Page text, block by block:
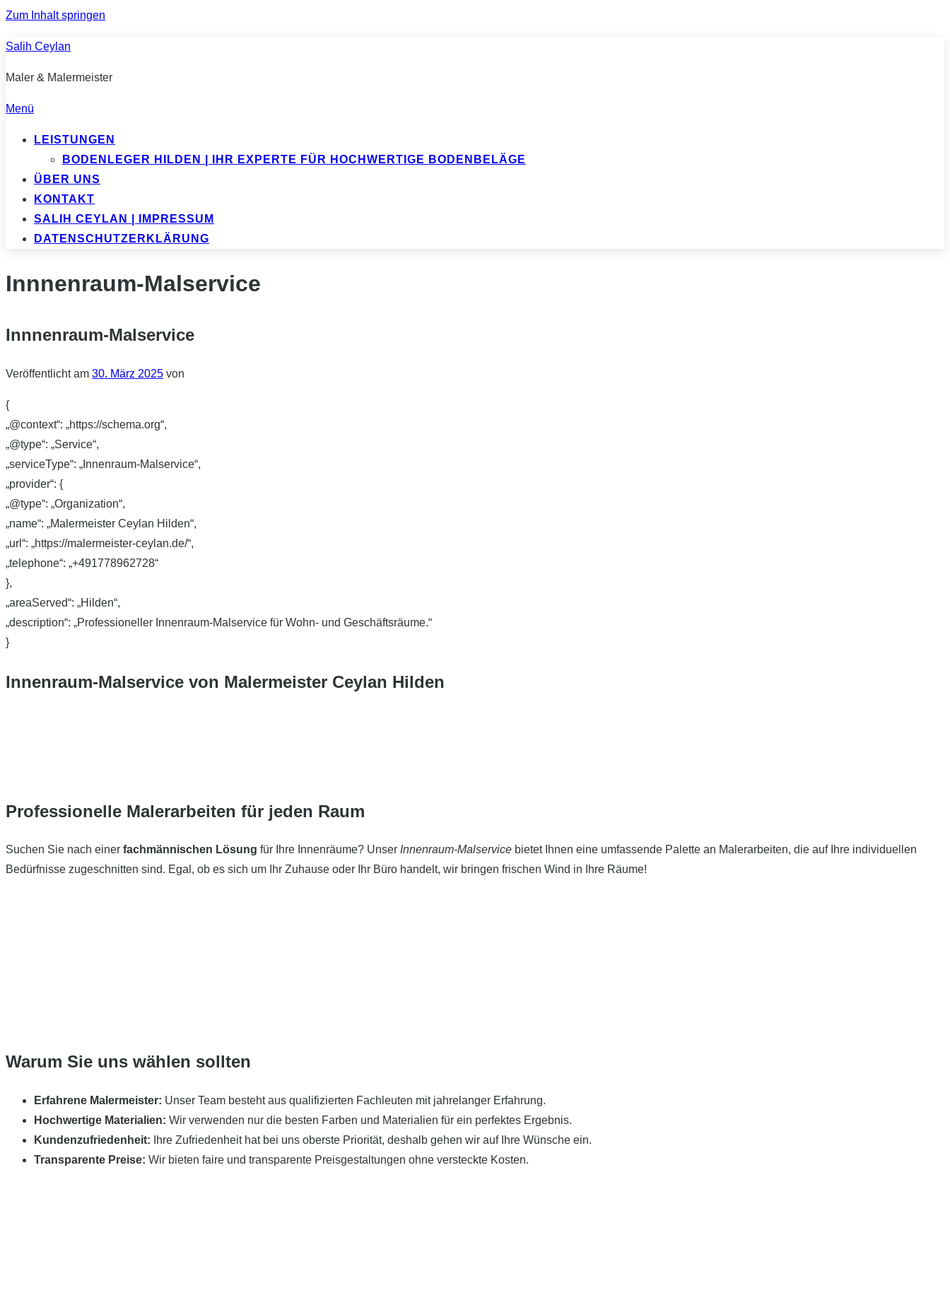
Zum Inhalt springen
Salih Ceylan
Maler & Malermeister
Menü
LEISTUNGEN
BODENLEGER HILDEN | IHR EXPERTE FÜR HOCHWERTIGE BODENBELÄGE
ÜBER UNS
KONTAKT
SALIH CEYLAN | IMPRESSUM
DATENSCHUTZERKLÄRUNG
Innnenraum-Malservice
Innnenraum-Malservice
Veröffentlicht am 30. März 2025 von
{
„@context“: „https://schema.org“,
„@type“: „Service“,
„serviceType“: „Innenraum-Malservice“,
„provider“: {
„@type“: „Organization“,
„name“: „Malermeister Ceylan Hilden“,
„url“: „https://malermeister-ceylan.de/“,
„telephone“: „+491778962728“
},
„areaServed“: „Hilden“,
„description“: „Professioneller Innenraum-Malservice für Wohn- und Geschäftsräume.“
}
Innenraum-Malservice von Malermeister Ceylan Hilden
Professionelle Malerarbeiten für jeden Raum
Suchen Sie nach einer fachmännischen Lösung für Ihre Innenräume? Unser Innenraum-Malservice bietet Ihnen eine umfassende Palette an Malerarbeiten, die auf Ihre individuellen
Bedürfnisse zugeschnitten sind. Egal, ob es sich um Ihr Zuhause oder Ihr Büro handelt, wir bringen frischen Wind in Ihre Räume!
Warum Sie uns wählen sollten
Erfahrene Malermeister: Unser Team besteht aus qualifizierten Fachleuten mit jahrelanger Erfahrung.
Hochwertige Materialien: Wir verwenden nur die besten Farben und Materialien für ein perfektes Ergebnis.
Kundenzufriedenheit: Ihre Zufriedenheit hat bei uns oberste Priorität, deshalb gehen wir auf Ihre Wünsche ein.
Transparente Preise: Wir bieten faire und transparente Preisgestaltungen ohne versteckte Kosten.